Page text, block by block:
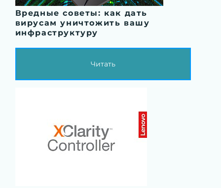
Вредные советы: как дать
вирусам уничтожить вашу
инфраструктуру
Читать